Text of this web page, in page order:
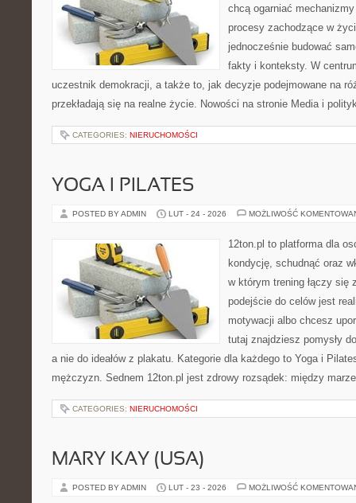
chcą ogarniać
procesy zachodzące w
jednocześnie budować
fakty i konteksty. W
uczestnik demokracji, a także to, jak decyzje podejmowane na
przekładają się na realne życie. Nowości na stronie Media i
CATEGORIES: NIERUCHOMOŚCI
YOGA I PILATES
POSTED BY ADMIN LUT - 24 - 2026 MOŻLIWOŚĆ
12ton.pl to platforma dla
kondycję, schudnąć oraz
w którym trening łączy się
podejście do celów jest
motywacji albo chcesz
tutaj znajdziesz pomysły
a nie do ideałów z plakatu. Kategorie dla każdego to Yoga i
mężczyzn. Sednem 12ton.pl jest zdrowy rozsądek: między
CATEGORIES: NIERUCHOMOŚCI
MARY KAY (USA)
POSTED BY ADMIN LUT - 23 - 2026 MOŻLIWOŚĆ